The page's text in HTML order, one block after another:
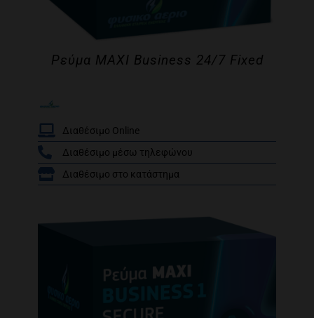
/
Ρεύμα MAXI Business 24/7 Fixed
Διαθέσιμο Online
Διαθέσιμο μέσω τηλεφώνου
Διαθέσιμο στο κατάστημα